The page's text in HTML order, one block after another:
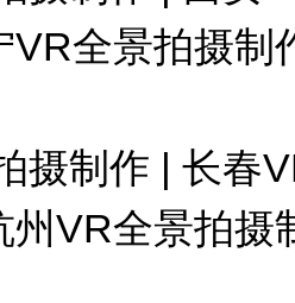
VR全景拍摄制
摄制作 | 长春
州VR全景拍摄